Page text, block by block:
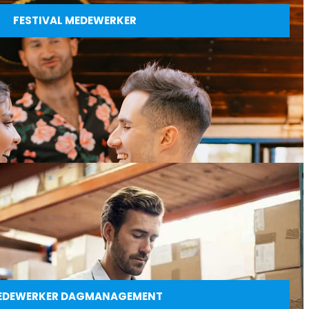
FESTIVAL MEDEWERKER
DAGMANAGEMENT